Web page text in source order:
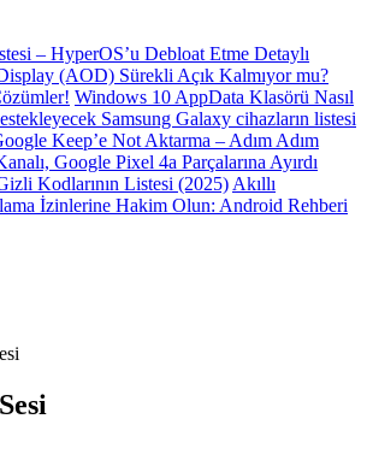
– HyperOS’u Debloat Etme Detaylı
(AOD) Sürekli Açık Kalmıyor mu?
Windows 10 AppData Klasörü Nasıl
Samsung Galaxy cihazların listesi
Keep’e Not Aktarma – Adım Adım
Google Pixel 4a Parçalarına Ayırdı
Kodlarının Listesi (2025) Akıllı
İzinlerine Hakim Olun: Android Rehberi